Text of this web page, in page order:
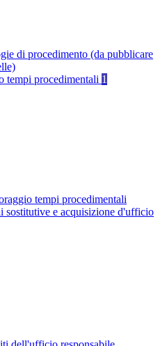
di procedimento (da pubblicare
tempi procedimentali 1
tempi procedimentali
sostitutive e acquisizione d'ufficio